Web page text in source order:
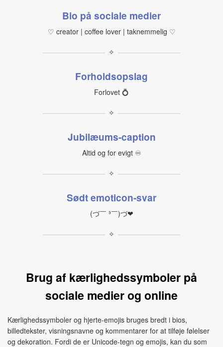
Bio på sociale medier
♡ creator | coffee lover | taknemmelig ♡
✧
Forholdsopslag
Forlovet 💍
✧
Jubilæums-caption
Altid og for evigt ♾
✧
Sødt emoticon-svar
(づ￣ ³￣)づ❤
✧
Brug af kærlighedssymboler på
sociale medier og online
Kærlighedssymboler og hjerte-emojis bruges bredt i bios,
billedtekster, visningsnavne og kommentarer for at tilføje følelser
og dekoration. Fordi de er Unicode-tegn og emojis, kan du som